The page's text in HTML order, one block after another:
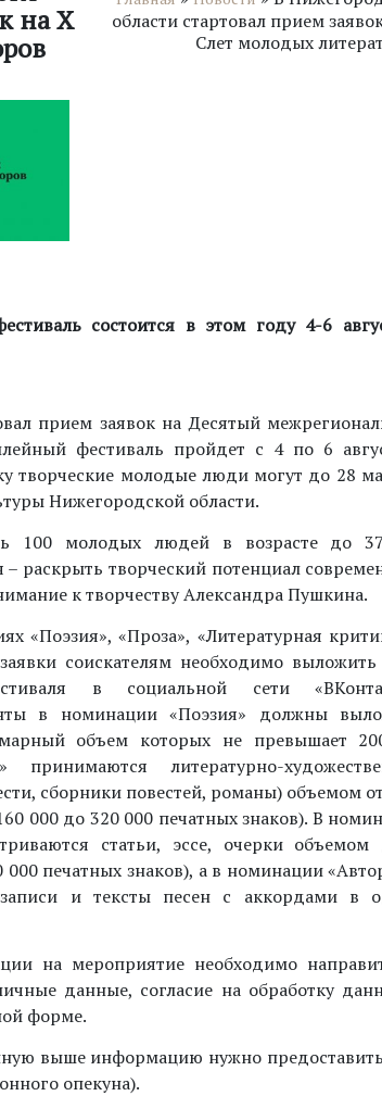
на Х
области стартовал прием
Слет молодых
состоится в этом году 4-6
прием заявок на Десятый
фестиваль пройдет с 4 по 6
творческие молодые люди могут до 28
Нижегородской области.
100 молодых людей в возрасте до
раскрыть творческий потенциал
к творчеству Александра Пушкина.
«Поэзия», «Проза», «Литературная
соискателям необходимо
в социальной сети
в номинации «Поэзия» должны
объем которых не превышает
литературно-
сборники повестей, романы) объемом
000 до 320 000 печатных знаков). В
статьи, эссе, очерки
печатных знаков), а в номинации
и тексты песен с аккордами в
на мероприятие необходимо
данные, согласие на обработку
форме.
выше информацию нужно
опекуна).